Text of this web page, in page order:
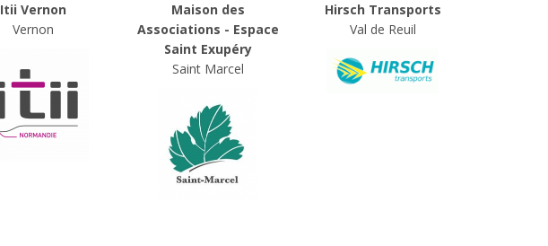
Itii Vernon
Vernon
Maison des
Associations - Espace
Saint Exupéry
Saint Marcel
Hirsch Transports
Val de Reuil